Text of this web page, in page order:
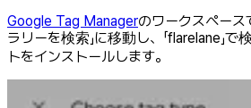
Google Tag Managerのワークスペース
ラリーを検索」に移動し、「flarelane」
トをインストールします。